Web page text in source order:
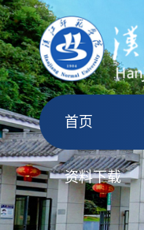
首页
资料下载